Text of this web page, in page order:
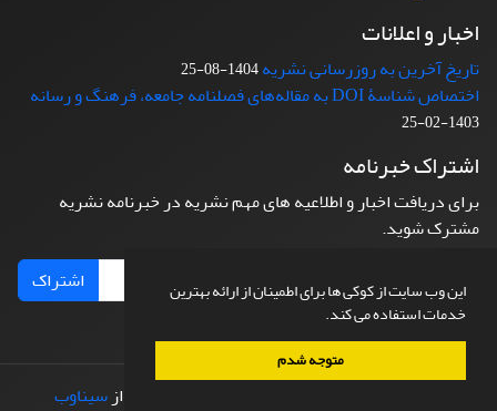
این وب سایت از کوکی ها برای اطمینان از ارائه بهترین
خدمات استفاده می کند.
متوجه شدم
اخبار و اعلانات
تاریخ آخرین به روزرسانی نشریه1404-08-25
اختصاص شناسۀ DOI به مقاله‌های فصلنامه جامعه، فرهنگ و رسانه
1403-02-25
اشتراک خبرنامه
برای دریافت اخبار و اطلاعیه های مهم نشریه در خبرنامه نشریه
مشترک شوید.
اشتراک
طراحی و پیاده سازی از سیناوب